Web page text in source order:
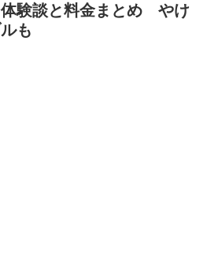
験談と料金まとめ やけ
も